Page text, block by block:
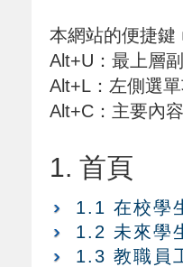
本網站的便捷鍵
Alt+U：最上層
Alt+L：左側選
Alt+C：主要內
1. 首頁
1.1 在校學
1.2 未來學
1.3 教職員